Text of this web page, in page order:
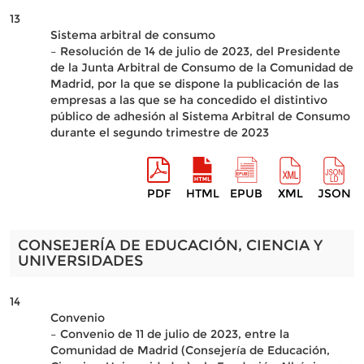
13
Sistema arbitral de consumo
– Resolución de 14 de julio de 2023, del Presidente
de la Junta Arbitral de Consumo de la Comunidad de
Madrid, por la que se dispone la publicación de las
empresas a las que se ha concedido el distintivo
público de adhesión al Sistema Arbitral de Consumo
durante el segundo trimestre de 2023
PDF HTML EPUB XML JSON
CONSEJERÍA DE EDUCACIÓN, CIENCIA Y
UNIVERSIDADES
14
Convenio
– Convenio de 11 de julio de 2023, entre la
Comunidad de Madrid (Consejería de Educación,